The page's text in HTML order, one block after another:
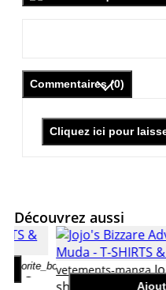
Commentaires (0)
Cliquez ici pour
Découvrez aussi
favorite_bordervetements-manga